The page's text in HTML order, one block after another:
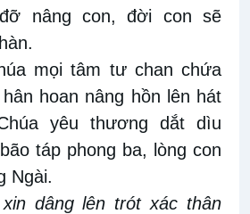
nâng con, đời con sẽ
mọi tâm tư chan chứa
hoan nâng hồn lên hát
yêu thương dắt dìu
táp phong ba, lòng con
Ngài.
dâng lên trót xác thân